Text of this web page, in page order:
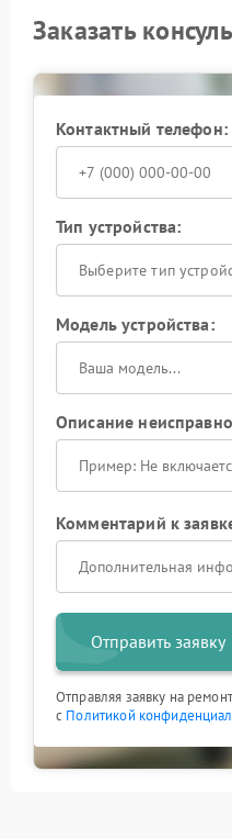
Заказать
Контактный телефон:
Тип устройства:
Выберите тип
Модель устройства:
Описание
Комментарий к
Отправить заявку
Отправляя заявку на
с Политикой